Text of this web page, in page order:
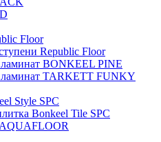
Floor
Republic Floor
BONKEEL PINE
ламинат TARKETT FUNKY
Style SPC
Bonkeel Tile SPC